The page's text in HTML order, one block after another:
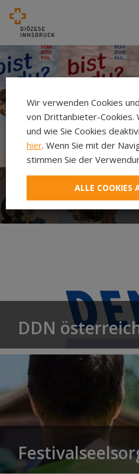
Was ist Denk
DDN
Wir verwenden Cookies
von Drittanbieter-Cookies.
und wie Sie Cookies
hier. Wenn Sie mit der
stimmen Sie der
ALLE COOKIES